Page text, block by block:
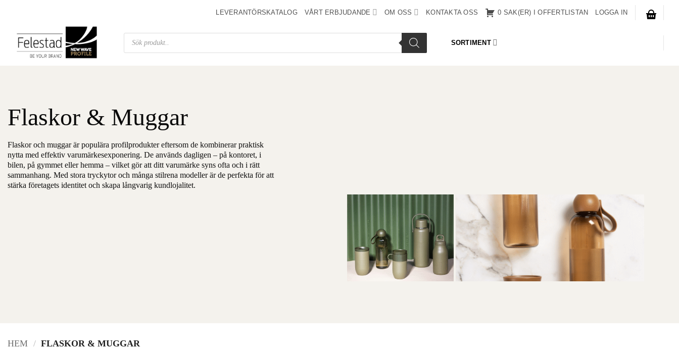
LEVERANTÖRSKATALOG VÅRT ERBJUDANDE OM OSS KONTAKTA OSS 0 SAK(ER) I OFFERTLISTAN LOGGA IN
Produktsökning
SORTIMENT
Flaskor & Muggar
Flaskor och muggar är populära profilprodukter eftersom de kombinerar praktisk
nytta med effektiv varumärkesexponering. De används dagligen – på kontoret, i
bilen, på gymmet eller hemma – vilket gör att ditt varumärke syns ofta och i rätt
sammanhang. Med stora tryckytor och många stilrena modeller är de perfekta för att
stärka företagets identitet och skapa långvarig kundlojalitet.
HEM / FLASKOR & MUGGAR